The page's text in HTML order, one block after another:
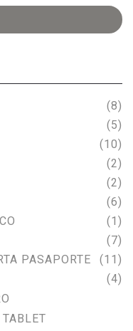
(8)
(5)
(10)
(2)
(2)
(6)
(1)
(7)
PASAPORTE
(11)
(4)